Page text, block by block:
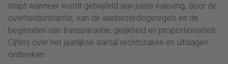
stapt wanneer wordt getwijfeld aan juiste naleving, door de
overheidsinstantie, van de aanbestedingsregels en de
beginselen van transparantie, gelijkheid en proportionaliteit.
Cijfers over het jaarlijkse aantal rechtszaken en uitslagen
ontbreken.